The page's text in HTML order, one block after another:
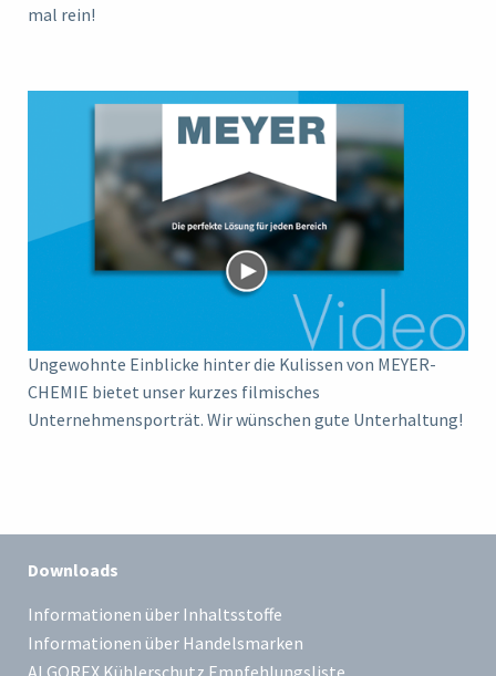
mal rein!
Ungewohnte Einblicke hinter die Kulissen von MEYER-
CHEMIE bietet unser kurzes filmisches
Unternehmensporträt. Wir wünschen gute Unterhaltung!
Downloads
Informationen über Inhaltsstoffe
Informationen über Handelsmarken
ALGOREX Kühlerschutz Empfehlungsliste